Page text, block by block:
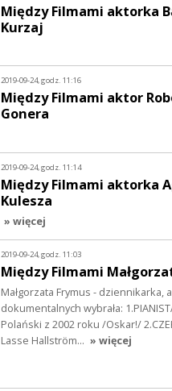
Między Filmami aktorka
Kurzaj
2019-09-24, godz. 11:16
Między Filmami aktor
Gonera
2019-09-24, godz. 11:14
Między Filmami aktorka
Kulesza
» więcej
2019-09-24, godz. 11:03
Między Filmami
Małgorzata Frymus - dziennikarka,
dokumentalnych wybrała:
Polański z 2002 roku /Oskar!/
Lasse Hallström… » więcej